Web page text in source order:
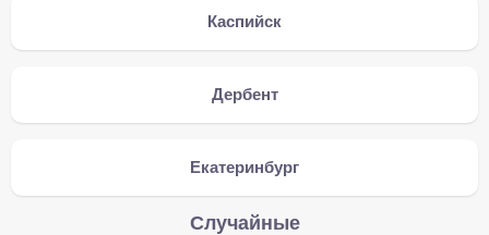
Каспийск
Дербент
Екатеринбург
Случайные